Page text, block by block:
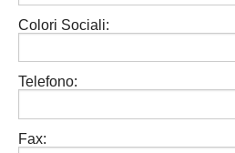
LUCCA
PISA
Rappresentative regionali e provinciali
Calcio femminile
Colori Sociali:
Telefono:
Fax: